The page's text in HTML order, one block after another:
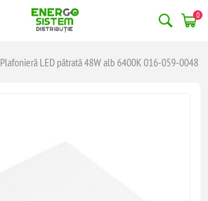
0
Plafonieră LED pătrată 48W alb 6400K 016-059-0048